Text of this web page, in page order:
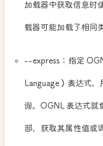
加载器中获取信息时
载器可能加载了相同
--express：指定
Language）表达式
询。OGNL 表达式就
部，获取其属性值或